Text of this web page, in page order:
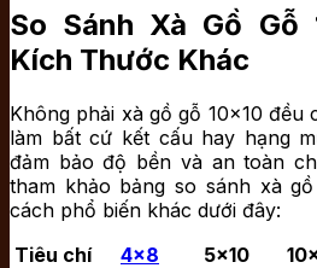
So Sánh Xà Gồ Gỗ
Kích Thước Khác
Không phải xà gồ gỗ 10×10 đều
làm bất cứ kết cấu hay hạng
đảm bảo độ bền và an toàn
tham khảo bảng so sánh xà
cách phổ biến khác dưới đây:
Tiêu chí
4×8 5×10